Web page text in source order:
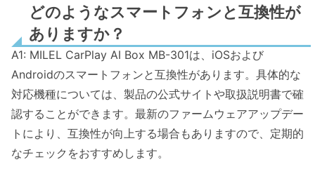
どのようなスマートフォンと互換性が
ありますか？
A1: MILEL CarPlay AI Box MB-301は、iOSおよび
Androidのスマートフォンと互換性があります。具体的な
対応機種については、製品の公式サイトや取扱説明書で確
認することができます。最新のファームウェアアップデー
トにより、互換性が向上する場合もありますので、定期的
なチェックをおすすめします。